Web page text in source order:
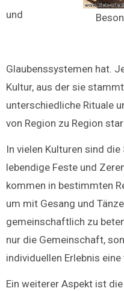
und
Glaubenssystemen hat.
Kultur, aus der sie
unterschiedliche Rituale
von Region zu Region
In vielen Kulturen sind
lebendige Feste und
kommen in bestimmten
um mit Gesang und
gemeinschaftlich zu
nur die Gemeinschaft,
individuellen Erlebnis
Ein weiterer Aspekt ist